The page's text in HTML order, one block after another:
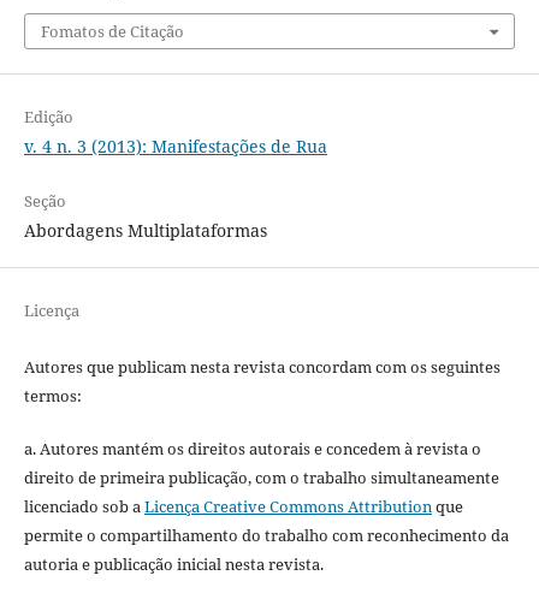
Fomatos de Citação
Edição
v. 4 n. 3 (2013): Manifestações de Rua
Seção
Abordagens Multiplataformas
Licença
Autores que publicam nesta revista concordam com os seguintes
termos:
a. Autores mantém os direitos autorais e concedem à revista o
direito de primeira publicação, com o trabalho simultaneamente
licenciado sob aLicença Creative Commons Attributionque
permite o compartilhamento do trabalho com reconhecimento da
autoria e publicação inicial nesta revista.